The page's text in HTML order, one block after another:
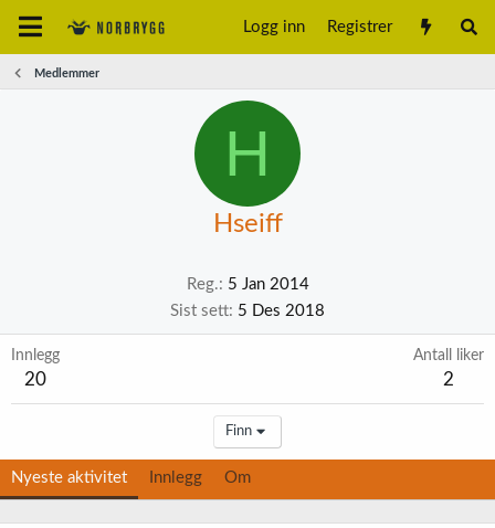
Logg inn Registrer
Medlemmer
H
Hseiff
Reg.
5 Jan 2014
Sist sett 5 Des 2018
Innlegg
20
Antall liker
2
Finn
Nyeste aktivitet Innlegg Om